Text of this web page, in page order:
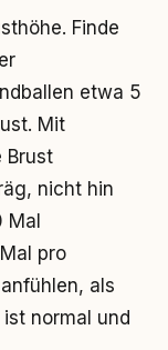
Finde
etwa 5
Mit
Brust
nicht hin
pro
als
normal und